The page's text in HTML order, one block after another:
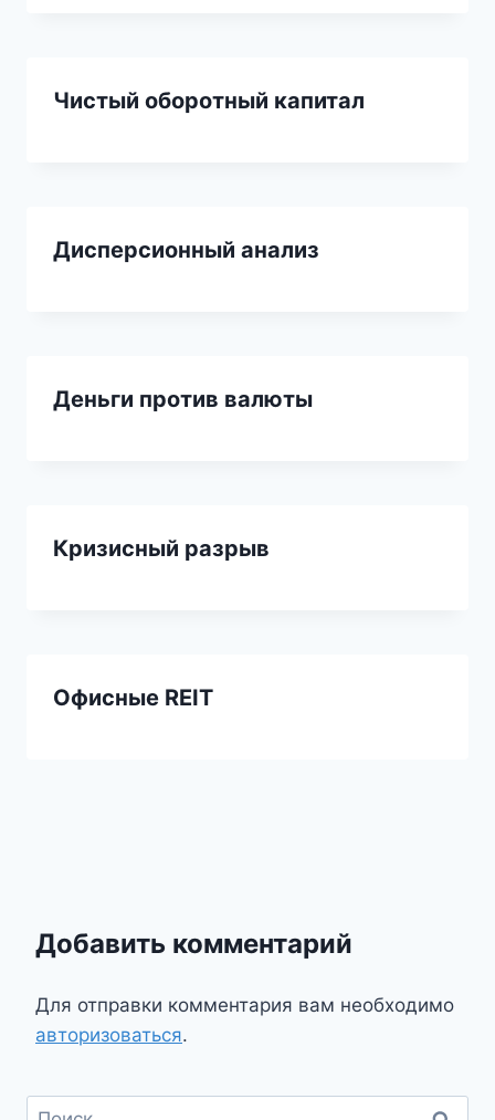
Чистый оборотный капитал
Дисперсионный анализ
Деньги против валюты
Кризисный разрыв
Офисные REIT
Добавить комментарий
Для отправки комментария вам необходимо
авторизоваться.
Найти: